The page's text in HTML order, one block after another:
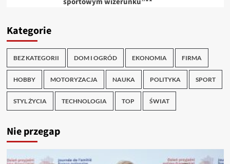
Kategorie
BEZ KATEGORII DOM I OGRÓD EKONOMIA FIRMA
HOBBY MOTORYZACJA NAUKA POLITYKA SPORT
STYL ŻYCIA TECHNOLOGIA TOP ŚWIAT
Nie przegap